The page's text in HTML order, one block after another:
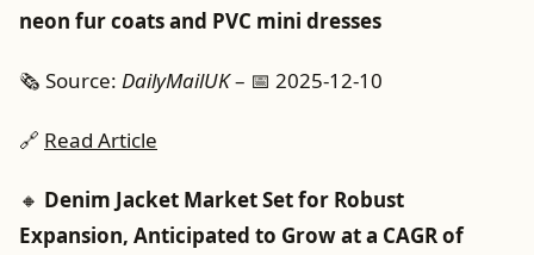
neon fur coats and PVC mini dresses
🗞️ Source: DailyMailUK– 📅 2025-12-10
🔗 Read Article
🔸 Denim Jacket Market Set for Robust
Expansion, Anticipated to Grow at a CAGR of